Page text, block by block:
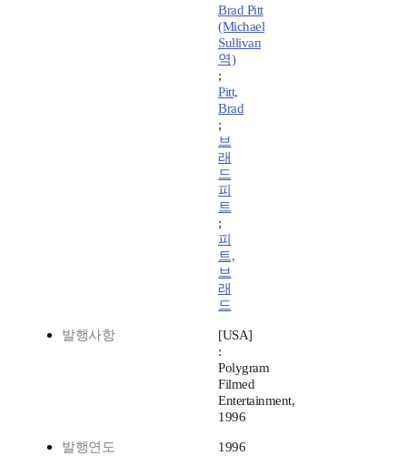
Brad Pitt
(Michael
Sullivan
역)
;
Pitt,
Brad
;
브
래
드
피
트
;
피
트,
브
래
드
발행사항
[USA]
:
Polygram
Filmed
Entertainment,
1996
발행연도 1996